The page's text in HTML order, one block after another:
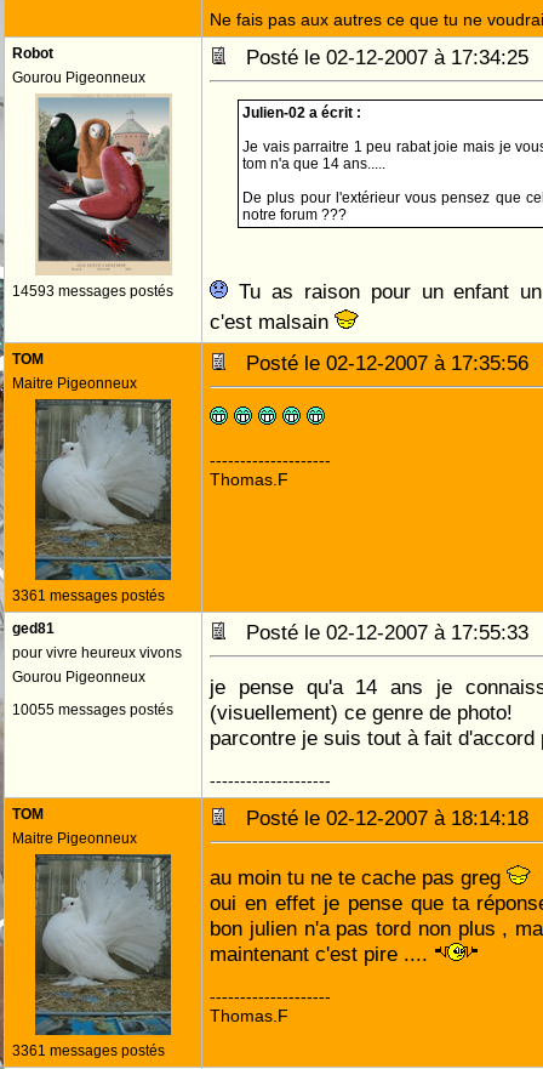
Ne fais pas aux autres ce que tu ne
Robot
Gourou Pigeonneux
14593 messages postés
Posté le 02-12-2007 à
Julien-02 a écrit :
Je vais parraitre 1 peu rabat joie mais je
tom n'a que 14 ans.....
De plus pour l'extérieur vous pensez que
notre forum ???
Tu as raison pour un enfant
c'est malsain
TOM
Maitre Pigeonneux
3361 messages postés
Posté le 02-12-2007 à
--------------------
Thomas.F
ged81
pour vivre heureux vivons
Gourou Pigeonneux
10055 messages postés
Posté le 02-12-2007 à
je pense qu'a 14 ans je
(visuellement) ce genre de photo!
parcontre je suis tout à fait d'accord
--------------------
TOM
Maitre Pigeonneux
3361 messages postés
Posté le 02-12-2007 à
au moin tu ne te cache pas greg
oui en effet je pense que ta
bon julien n'a pas tord non plus ,
maintenant c'est pire ....
--------------------
Thomas.F